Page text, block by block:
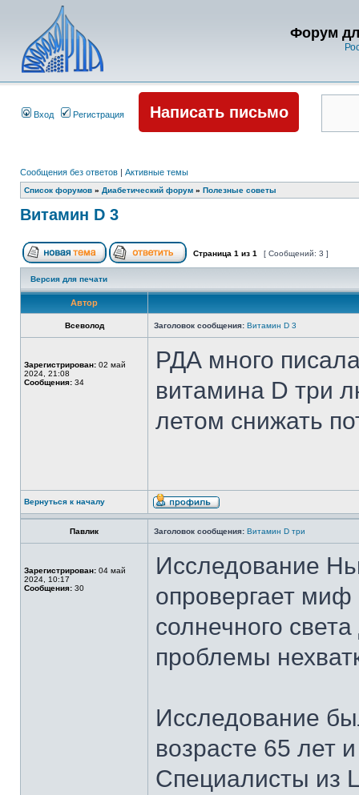
Форум
Вход Регистрация Написать письмо
Сообщения без ответов | Активные темы
Список форумов » Диабетический форум » Полезные советы
Витамин D 3
Страница 1 из 1 [ Сообщений: 3 ]
Версия для печати
Автор
Всеволод Заголовок сообщения: Витамин D 3
Зарегистрирован: 02 май
2024, 21:08
Сообщения: 34
РДА много
витамина D три
летом снижать
Вернуться к началу
Павлик Заголовок сообщения: Витамин D три
Зарегистрирован: 04 май
2024, 10:17
Сообщения: 30
Исследование
опровергает миф
солнечного
проблемы
Исследование
возрасте 65 лет
Специалисты из